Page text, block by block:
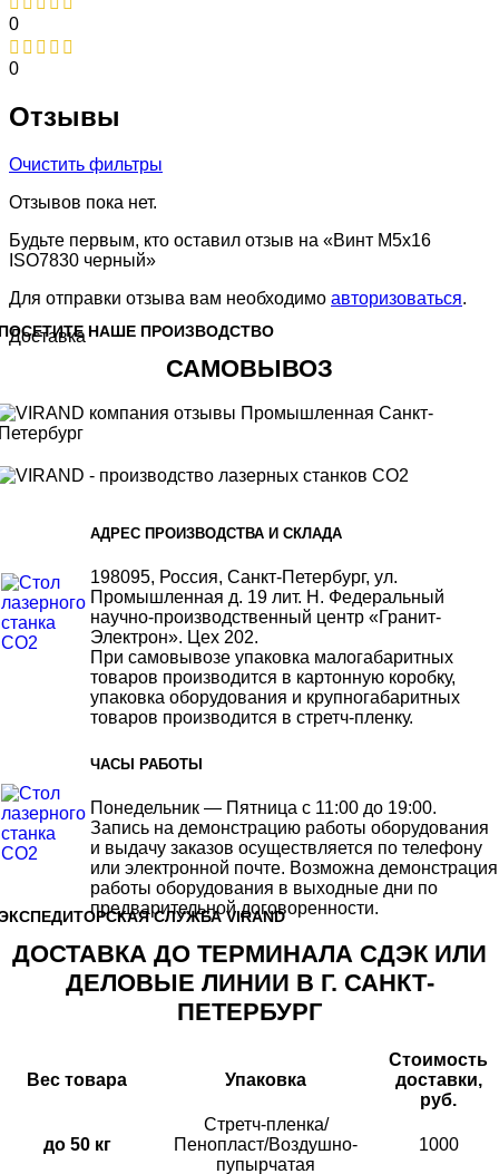
0
0
Отзывы
Очистить фильтры
Отзывов пока нет.
Будьте первым, кто оставил отзыв на «Винт M5x16
ISO7830 черный»
Для отправки отзыва вам необходимо авторизоваться.
Доставка НАШЕ ПРОИЗВОДСТВО
САМОВЫВОЗ
АДРЕС ПРОИЗВОДСТВА И СКЛАДА
198095, Россия, Санкт-Петербург, ул.
Промышленная д. 19 лит. Н. Федеральный
научно-производственный центр «Гранит-
Электрон». Цех 202.
При самовывозе упаковка малогабаритных
товаров производится в картонную коробку,
упаковка оборудования и крупногабаритных
товаров производится в стретч-пленку.
ЧАСЫ РАБОТЫ
Понедельник — Пятница с 11:00 до 19:00.
Запись на демонстрацию работы оборудования
и выдачу заказов осуществляется по телефону
или электронной почте. Возможна демонстрация
работы оборудования в выходные дни по
предварительной договоренности.
СЛУЖБА VIRAND
ДОСТАВКА ДО ТЕРМИНАЛА СДЭК ИЛИ
ДЕЛОВЫЕ ЛИНИИ В Г. САНКТ-
ПЕТЕРБУРГ
Вес товара Упаковка
Стоимость
доставки,
руб.
до 50 кг
Стретч-пленка/
Пенопласт/Воздушно-
пупырчатая
1000